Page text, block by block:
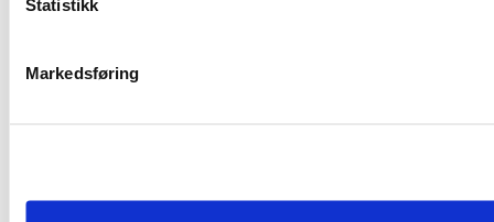
Statistikk
Markedsføring